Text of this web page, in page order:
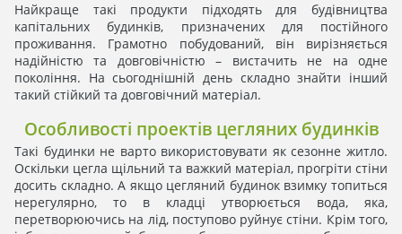
Найкраще такі продукти підходять для будівництва
капітальних будинків, призначених для постійного
проживання. Грамотно побудований, він вирізняється
надійністю та довговічністю – вистачить не на одне
покоління. На сьогоднішній день складно знайти інший
такий стійкий та довговічний матеріал.
Особливості проектів цегляних будинків
Такі будинки не варто використовувати як сезонне житло.
Оскільки цегла щільний та важкий матеріал, прогріти стіни
досить складно. А якщо цегляний будинок взимку топиться
нерегулярно, то в кладці утворюється вода, яка,
перетворюючись на лід, поступово руйнує стіни. Крім того,